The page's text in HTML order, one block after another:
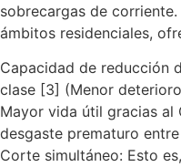
sobrecargas de
ámbitos residenciales,
Capacidad de reducción
clase [3] (Menor
Mayor vida útil gracias al
desgaste prematuro
Corte simultáneo: Esto